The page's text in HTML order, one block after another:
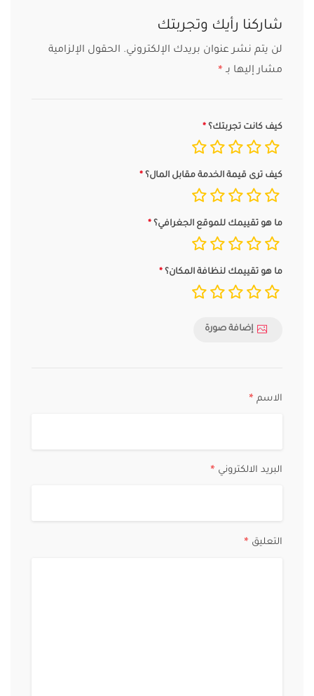
شاركنا رأيك وتجربتك
لن يتم نشر عنوان بريدك الإلكتروني. الحقول الإلزامية
مشار إليها بـ *
كيف كانت تجربتك؟
كيف ترى قيمة الخدمة مقابل المال؟
ما هو تقييمك للموقع الجغرافي؟
ما هو تقييمك لنظافة المكان؟
إضافة صورة
الاسم *
البريد الالكتروني *
التعليق *